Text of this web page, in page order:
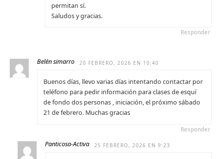
permitan sí.
Saludos y gracias.
Responder
Belén simarro 20 FEBRERO, 2026 EN 10:40
Buenos días, llevo varias días intentando contactar por
teléfono para pedir información para clases de esquí
de fondo dos personas , iniciación, el próximo sábado
21 de febrero. Muchas gracias
Responder
Panticosa-Activa 25 FEBRERO, 2026 EN 9:23